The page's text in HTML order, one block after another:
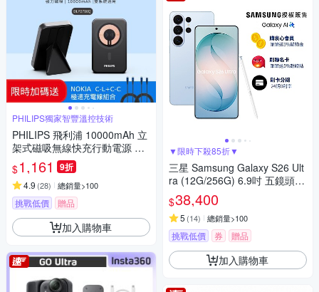
PHILIPS獨家智豐溫控技術
PHILIPS 飛利浦 10000mAh 立
架式磁吸無線快充行動電源 DL
P2716Q
$1,161 9折
4.9 (28) 總銷量>100
挑戰低價 贈品
加入購物車
▼限時下殺85折▼
三星 Samsung Galaxy S26 Ult
ra (12G/256G) 6.9吋 五鏡頭智
慧手機
$38,400
5 (14) 總銷量>100
挑戰低價 券 贈品
加入購物車